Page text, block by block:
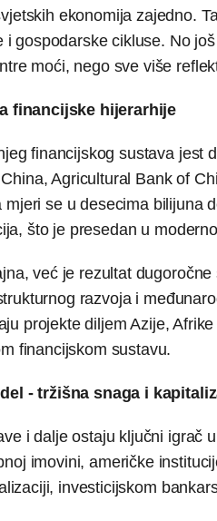
ekonomija zajedno.
i gospodarske cikluse. No
moći, nego sve više
financijske hijerarhije
financijskog sustava jest
Agricultural Bank of
se u desecima bilijuna
što je presedan u
već je rezultat
razvoja i
projekte diljem Azije,
financijskom sustavu.
- tržišna snaga i
i dalje ostaju ključni igrač
imovini, američke
investicijskom